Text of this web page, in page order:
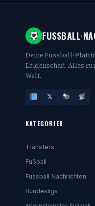
FUSSBALL·
Deine Fussball-
Leidenschaft. Alles
Welt.
𝕏
KATEGORIEN
Transfers
Fußball
Fussball Nachrichten
Bundesliga